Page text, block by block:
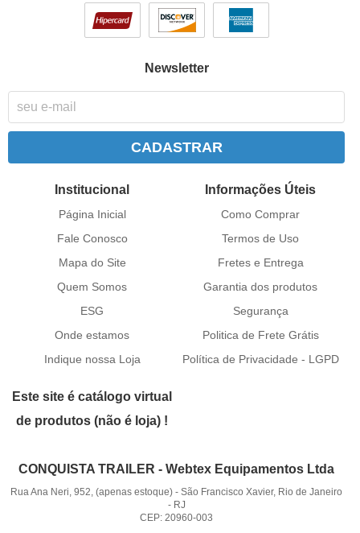
Newsletter
CADASTRAR
Institucional
Página Inicial
Fale Conosco
Mapa do Site
Quem Somos
ESG
Onde estamos
Indique nossa Loja
Informações Úteis
Como Comprar
Termos de Uso
Fretes e Entrega
Garantia dos produtos
Segurança
Politica de Frete Grátis
Política de Privacidade - LGPD
Este site é catálogo virtual
de produtos (não é loja) !
CONQUISTA TRAILER - Webtex Equipamentos Ltda
Rua Ana Neri, 952, (apenas estoque) -São Francisco Xavier, Rio de Janeiro
- RJ
CEP: 20960-003